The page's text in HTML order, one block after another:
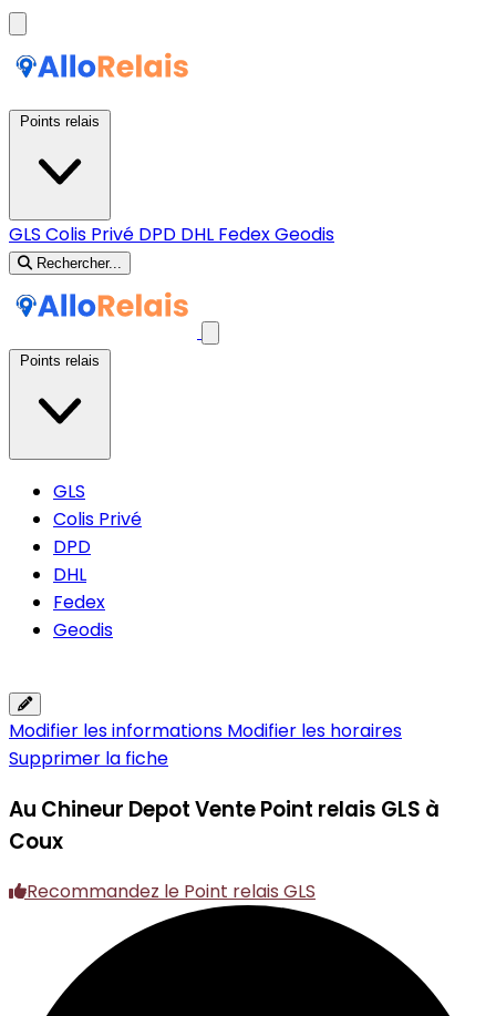
GLS Colis Privé DPD DHL FedexGeodis
Rechercher...
GLS
Colis Privé
DPD
DHL
Fedex
Geodis
Modifier les informations Modifier les horaires
Supprimer la fiche
Au Chineur Depot VentePoint relais GLS à
Coux
Recommandez le Point relais GLS